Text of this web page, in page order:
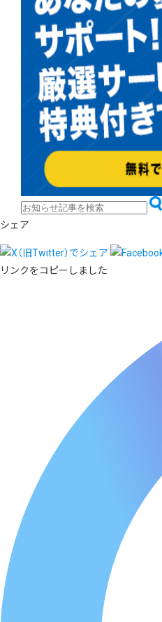
シェア
リンクをコピーしました